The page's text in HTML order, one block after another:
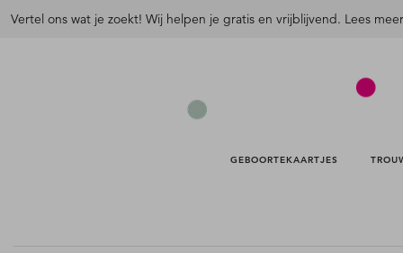
Vertel ons wat je zoekt! Wij helpen je gratis en vrijblijvend. Lees
GEBOORTEKAARTJES